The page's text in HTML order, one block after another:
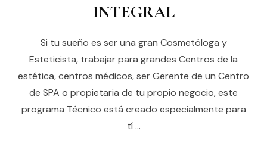
INTEGRAL
Si tu sueño es ser una gran Cosmetóloga y
Esteticista, trabajar para grandes Centros de la
estética, centros médicos, ser Gerente de un Centro
de SPA o propietaria de tu propio negocio, este
programa Técnico está creado especialmente para
tí …